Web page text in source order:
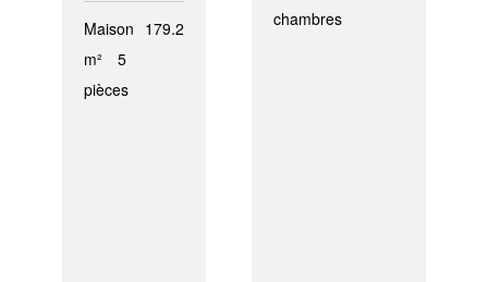
Maison 179.2
m²
5
pièces
chambres